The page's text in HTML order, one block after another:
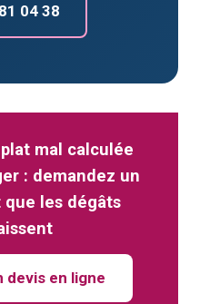
04 38
mal calculée
: demandez un
les dégâts
devis en ligne